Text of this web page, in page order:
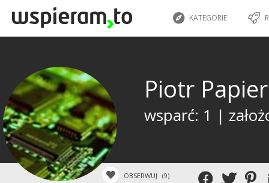
KATEGORIE
Piotr
wsparć: 1 |
OBSERWUJ (9)